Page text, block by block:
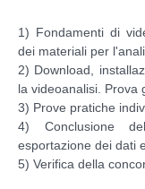
1) Fondamenti di
dei materiali per
2) Download,
la videoanalisi. Prova
3) Prove pratiche
4) Conclusione
esportazione dei dati
5) Verifica della